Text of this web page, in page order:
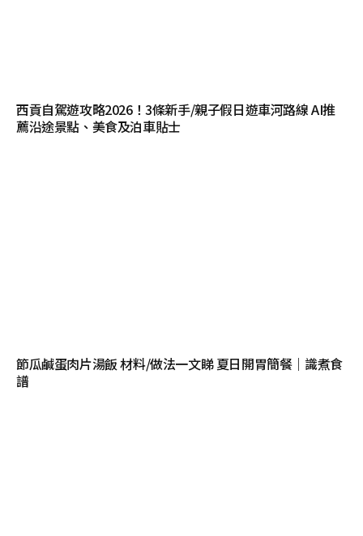
西貢自駕遊攻略2026！3條新手/親子假日遊車河路線 AI推
薦沿途景點、美食及泊車貼士
節瓜鹹蛋肉片湯飯 材料/做法一文睇 夏日開胃簡餐｜識煮食
譜